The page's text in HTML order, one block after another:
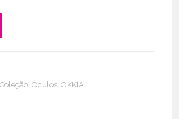
,Óculos,OKKIA